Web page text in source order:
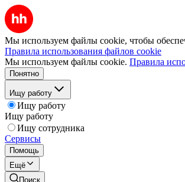
Мы используем файлы cookie, чтобы
Правила использования файлов cookie
Мы используем файлы cookie. Правила
Понятно
Ищу работу
Ищу работу
Ищу работу
Ищу сотрудника
Сервисы
Помощь
Ещё
Поиск